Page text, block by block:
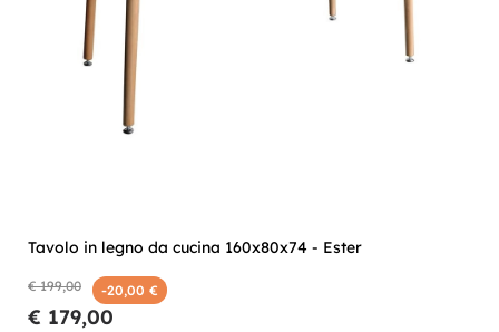
Tavolo in legno da cucina 160x80x74 - Ester
€ 199,00 -20,00 €
€ 179,00